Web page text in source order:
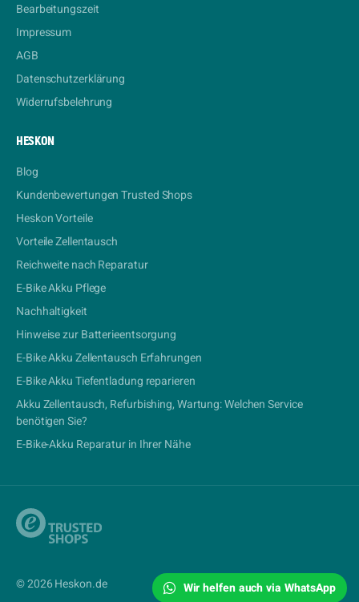
Bearbeitungszeit
Impressum
AGB
Datenschutzerklärung
Widerrufsbelehrung
HESKON
Blog
Kundenbewertungen Trusted Shops
Heskon Vorteile
Vorteile Zellentausch
Reichweite nach Reparatur
E-Bike Akku Pflege
Nachhaltigkeit
Hinweise zur Batterieentsorgung
E-Bike Akku Zellentausch Erfahrungen
E-Bike Akku Tiefentladung reparieren
Akku Zellentausch, Refurbishing, Wartung: Welchen Service
benötigen Sie?
E-Bike-Akku Reparatur in Ihrer Nähe
© 2026 Heskon.de Wir helfen auch via WhatsApp